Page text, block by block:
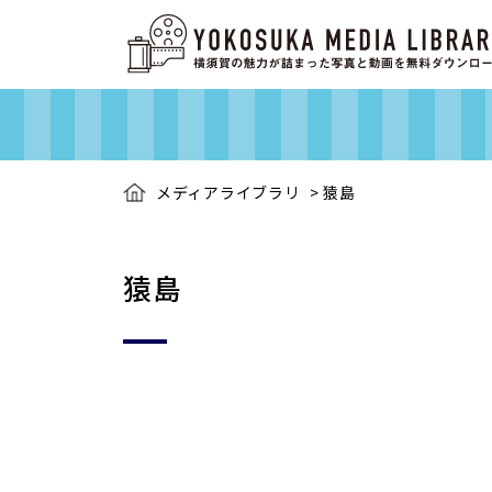
メディアライブラリ >猿島
猿島